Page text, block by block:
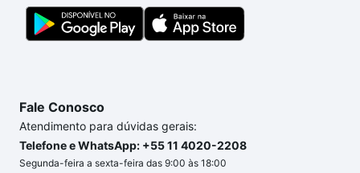
Fale Conosco
Atendimento para dúvidas gerais:
Telefone e WhatsApp: +55 11 4020-2208
Segunda-feira a sexta-feira das 9:00 às 18:00